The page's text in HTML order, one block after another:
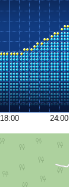
18:00 24:00